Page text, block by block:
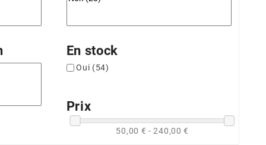
En stock
Oui (54)
Prix
50,00 € - 240,00 €